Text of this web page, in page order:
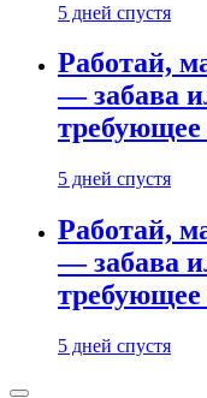
5 дней спустя
Работай,
— забава
5 дней спустя
Работай,
— забава
5 дней спустя